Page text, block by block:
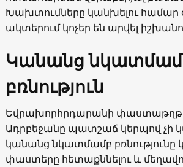
Խախտումները կանխելու համար
ակտերում կոչեր են արվել
Կանանց
բռնություն
Եվրախորհրդարանի
Ադրբեջանը պատշաճ կերպով չի
կանանց նկատմամբ բռնությունը
փաստերը հետաքննելու և